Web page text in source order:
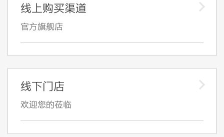
线上购买渠道
官方旗舰店
线下门店
欢迎您的莅临